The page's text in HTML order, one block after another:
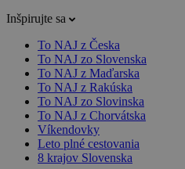
Inšpirujte sa
To NAJ z Česka
To NAJ zo Slovenska
To NAJ z Maďarska
To NAJ z Rakúska
To NAJ zo Slovinska
To NAJ z Chorvátska
Víkendovky
Leto plné cestovania
8 krajov Slovenska